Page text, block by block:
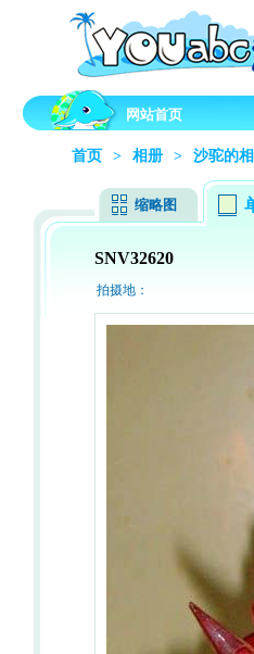
网站首页
首页 > 相册 > 沙驼的
缩略图
SNV32620
拍摄地：